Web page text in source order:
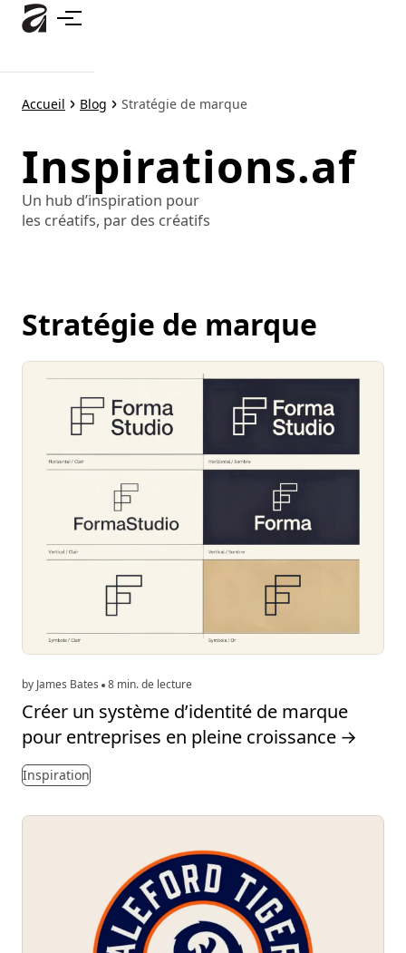
Accéder
principal
Accueil Blog Stratégie de marque
Inspirations.af
Un hub d’inspiration pour
les créatifs, par des créatifs
Stratégie de marque
by James Bates 8 min. de lecture
Créer un système d’identité de marque
pour entreprises en pleine croissance →
Inspiration